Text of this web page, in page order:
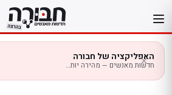
לתוכן
האפליקציה של חבורה
חדשות מאנשים — מהירה יותר בנייד